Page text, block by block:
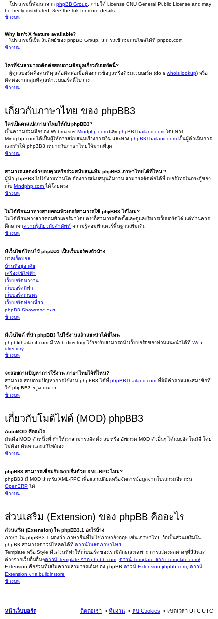
โปรแกรมนี้พัฒนาจาก phpBB Group . ภายใต้ License GNU General Public License and may
be freely distributed. See the link for more details.
ข้างบน
Why isn’t X feature available?
โปรแกรมนี้เป็น ลิขสิทธ์ของ phpBB Group. สาารถเข้าชมเวบไซต์ได้ที่ phpbb.com.
ข้างบน
ใครที่ฉันสามารถติดต่อสอบถามข้อมูลเกี่ยวกับบอร์ดนี้?
ผู้ดูแลบอร์ดคือคนที่คุณต้อติดต่อเมื่อต้องการข้อมูลหรือติชมเวบบอร์ด (do a whois lookup) หรือ
ติดต่อจากกลุ่มที่คุณนำเวบบอร์ดนี้ไปวาง
ข้างบน
เกี่ยวกับภาษาไทย ของ phpBB3
ใครเป็นคนแปลภาษาไทยให้กับ phpBB3?
เป็นความร่วมมือของ WebmasterMindphp.com และ phpBBThailand.com โดยทาง
Mindphp.com ได้เป็นผู้ให้การสนับสนุนเรื่องการเงิน และทาง phpBBThailand.com เป็นผู้ดำเนินการ
และทำให้ phpBB3 เหมาะกับภาษาไทยให้มากที่สุด
ข้างบน
สามารถแสดงคำขอบคุณหรือร่วมสนับสนุนทีม phpBB3 ภาษาไทยได้ที่ไหน ?
ผู้นำ phpBB3 ไปใช้งานท่านใด ต้องการสนับสนุนทีมงาน สามารถติดต่อได้ที่ เบอร์โทรในกระทู้ของ
เว็บ Mindphp.comได้โดยตรง
ข้างบน
ไม่ได้เรียนมาทางสายคอมพิวเตอร์สามารถใช้ phpBB3 ได้ไหม?
ไม่ได้เรียนทางสายคอมพิวเตอร์มาโดยตรงก็สามารถติดตั้งและดูแลบริหารเว็บบอร์ดได้ แต่ท่านควร
ศึกษาหาความรู้เกี่ยวกับคำศัพท์ ความรู้คอมพิวเตอร์พื้นฐานเพิ่มเติม
ข้างบน
มีเว็บไซต์ไหนใช้ phpBB3 เป็นเว็บบอร์ดแล้วบ้าง
บาลเก็ตบอล
บ้านที่อยู่อาศัย
เครื่องใช้ไฟฟ้า
เว็บบอร์ดหางาน
เว็บบอร์ดกีฬา
เว็บบอร์ดเกษตร
เว็บบอร์ดท่องเที่ยว
phpBB Showcase ฯลฯ..
ข้างบน
มีเว็บไซต์ ที่นำ phpBB3 ไปใช้งานแล้วแนะนำได้ที่ไหน
phpbbthailand.com มี Web directory ไว้รองรับสามารถนำเว็บบอร์ดของท่านแนะนำได้ที่ Web
directory
ข้างบน
จะสอบถามปัญหาการใช้งาน ภาษาไทยได้ที่ไหน?
สามารถ สอบถามปัญหาการใช้งาน phpBB3 ได้ที่ phpBBThailand.com ที่นี่มีคำถามและสมาชิกที่
ใช้ phpBB3 อยู่มากมาย
ข้างบน
เกี่ยวกับโมดิไฟด์ (MOD) phpBB3
AutoMOD คืออะไร
มันคือ MOD ตัวหนึ่งที่ ทำให้เราสามารถติดตั้ง ลบ หรือ อัพเกรด MOD ตัวอื่นๆ ได้แบบอัตโนมัตื โดย
ไม่ต้อง ค้นหาและแก้ไฟล์เอง
ข้างบน
phpBB3 สามารถเชื่อมกับระบบอื่นด้วย XML-RPC ไหม?
phpBB3 มี MOD สำหรับ XML-RPC เพื่อแลกเปลี่ยนหรือจัดการข้อมูลจากโปรแกรมอื่น เช่น
OpenERPได้
ข้างบน
ส่วนเสริม (Extension) ของ phpBB คืออะไร
ส่วนเสริม (Extension) ใน phpBB3.1 อะไรบ้าง
ภาษา ใน phpBB3.1 มองว่า ภาษาอื่นที่ไม่ใช่ภาษาอังกฤษ เช่น ภาษาไทย ถือเป็นส่วนเสริมใน
phpBB สามารถดาวน์โหลดได้ที่ ดาวน์โหลดภาษาไทย
Template หรือ Style คือส่วนที่ทำให้เว็บบอร์ดของเรามีลักษณะเฉพาะ การแสดงผลต่างๆที่สีสันแต่
ต่างจากเว็บอื่นอื่นๆดาวน์ Template จาก phpbb.com ดาวน์ Template จาก t-template.com/
Extension คือส่วนที่เสริมความสามารถเดิมของ phpBB ดาวน์ Extension phpbb.com ดาวน์
Extension จาก buildinstore
ข้างบน
หน้าเว็บบอร์ด เขตเวลา UTC UTC
ลบ Cookies
ทีมงาน
ติดต่อเรา